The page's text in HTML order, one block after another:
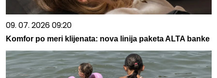
09. 07. 2026 09:20
Komfor po meri klijenata: nova linija paketa ALTA banke